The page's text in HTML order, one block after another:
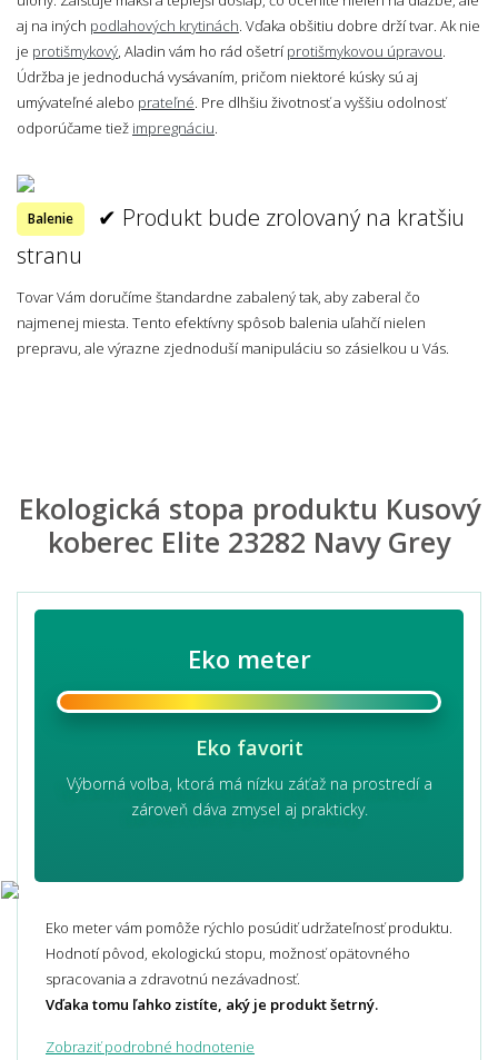
aj na iných podlahových krytinách . Vďaka obšitiu dobre drží tvar. Ak nie
je protišmykový , Aladin vám ho rád ošetríprotišmykovou úpravou
Údržba je jednoduchá vysávaním, pričom niektoré kúsky sú aj
umývateľné alebo prateľné . Pre dlhšiu životnosť a vyššiu odolnosť
odporúčame tiež impregnáciu
Balenie
✔ Produkt bude zrolovaný na kratšiu
stranu
Tovar Vám doručíme štandardne zabalený tak, aby zaberal čo
najmenej miesta. Tento efektívny spôsob balenia uľahčí nielen
prepravu, ale výrazne zjednoduší manipuláciu so zásielkou u Vás.
Ekologická stopa produktu Kusový
koberec Elite 23282 Navy Grey
Eko meter
Eko favorit
Výborná voľba, ktorá má nízku záťaž na prostredí a
zároveň dáva zmysel aj prakticky.
Eko meter vám pomôže rýchlo posúdiť udržateľnosť produktu.
Hodnotí pôvod, ekologickú stopu, možnosť opätovného
spracovania a zdravotnú nezávadnosť.
Vďaka tomu ľahko zistíte, aký je produkt šetrný.
Zobraziť podrobné hodnotenie